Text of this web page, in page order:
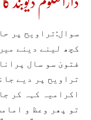
دارالعلوم دیوبند
سوال:تراویح پر
کچھ لینے دینے
فتویٰ سو سال
تراویح پر دیے
اکرامیہ کہہ کر
تو پھر وعظ و